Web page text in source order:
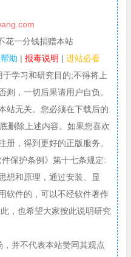
花一分钱捐赠本站
助 | 报毒说明 | 进站必看
学习和研究目的;不得将上
则，一切后果请用户自负。
站无关。您必须在下载后的
删除上述内容。如果您喜欢
册，得到更好的正版服务。
保护条例》第十七条规定:
想和原理，通过安装、显
软件的，可以不经软件著作
，也希望大家按此说明研究
并不代表本站赞同其观点